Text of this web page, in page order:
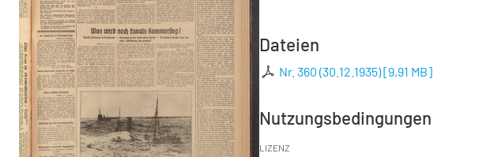
Dateien
Nr. 360 (30.12.1935)[9,91 MB]
Nutzungsbedingungen
LIZENZ